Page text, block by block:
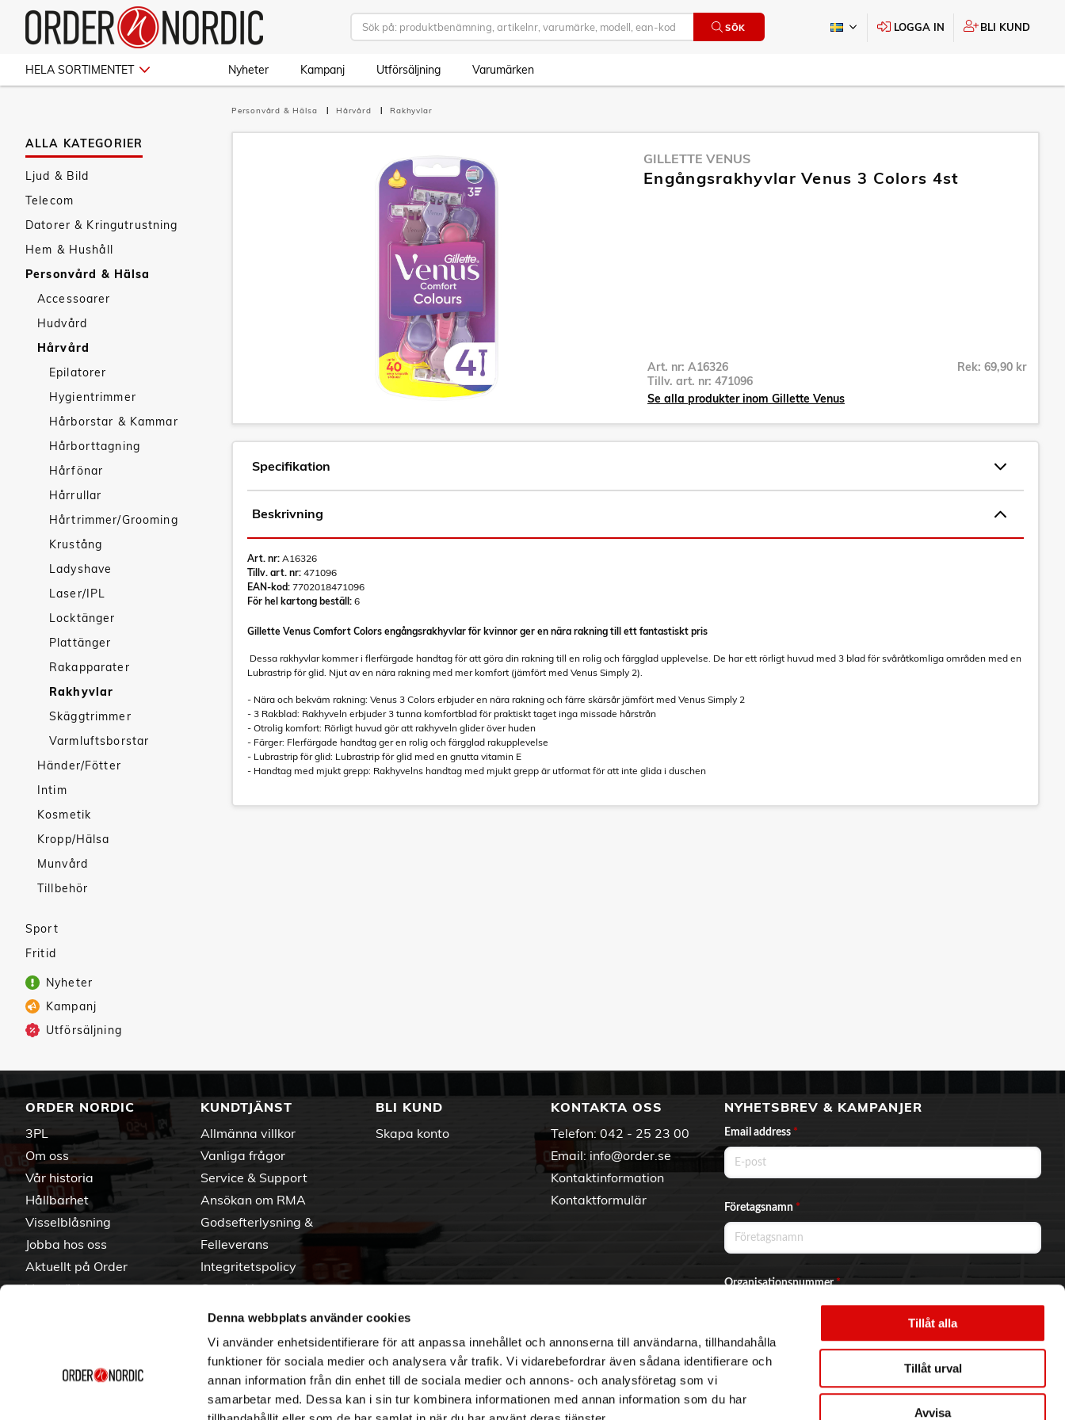
Denna webbplats använder cookies
Vi använder enhetsidentifierare för att anpassa innehållet och annonserna till användarna, tillhandahålla
funktioner för sociala medier och analysera vår trafik. Vi vidarebefordrar även sådana identifierare och
annan information från din enhet till de sociala medier och annons- och analysföretag som vi
samarbetar med. Dessa kan i sin tur kombinera informationen med annan information som du har
Tillåt alla
Tillåt urval
Avvisa
SÖK LOGGA IN BLI KUND
HELA SORTIMENTET Nyheter Kampanj Utförsäljning Varumärken
ALLA KATEGORIER
Ljud & Bild
Telecom
Datorer & Kringutrustning
Hem & Hushåll
Personvård & Hälsa
Accessoarer
Hudvård
Hårvård
Epilatorer
Hygientrimmer
Hårborstar & Kammar
Hårborttagning
Hårfönar
Hårrullar
Hårtrimmer/Grooming
Krustång
Ladyshave
Laser/IPL
Locktänger
Plattänger
Rakapparater
Rakhyvlar
Skäggtrimmer
Varmluftsborstar
Händer/Fötter
Intim
Kosmetik
Kropp/Hälsa
Munvård
Tillbehör
Sport
Fritid
Nyheter
Kampanj
Utförsäljning
Personvård & Hälsa Hårvård Rakhyvlar
GILLETTE VENUS
Engångsrakhyvlar Venus 3 Colors 4st
Art. nr: A16326
Tillv. art. nr: 471096
Rek: 69,90 kr
Se alla produkter inom Gillette Venus
Specifikation
Beskrivning
Art. nr: A16326
Tillv. art. nr: 471096
EAN-kod: 7702018471096
För hel kartong beställ: 6
Gillette Venus Comfort Colors engångsrakhyvlar för kvinnor ger en nära rakning till ett fantastiskt pris
Dessa rakhyvlar kommer i flerfärgade handtag för att göra din rakning till en rolig och färgglad upplevelse. De har ett rörligt huvud med 3 blad för svåråtkomliga områden med en
Lubrastrip för glid. Njut av en nära rakning med mer komfort (jämfört med Venus Simply 2).
- Nära och bekväm rakning: Venus 3 Colors erbjuder en nära rakning och färre skärsår jämfört med Venus Simply 2
- 3 Rakblad: Rakhyveln erbjuder 3 tunna komfortblad för praktiskt taget inga missade hårstrån
- Otrolig komfort: Rörligt huvud gör att rakhyveln glider över huden
- Färger: Flerfärgade handtag ger en rolig och färgglad rakupplevelse
- Lubrastrip för glid: Lubrastrip för glid med en gnutta vitamin E
- Handtag med mjukt grepp: Rakhyvelns handtag med mjukt grepp är utformat för att inte glida i duschen
ORDER NORDIC
3PL
Om oss
Vår historia
Hållbarhet
Visselblåsning
Jobba hos oss
Aktuellt på Order
Varumärken
KUNDTJÄNST
Allmänna villkor
Vanliga frågor
Service & Support
Ansökan om RMA
Godsefterlysning &
Felleverans
Integritetspolicy
Om cookies
BLI KUND
Skapa konto
KONTAKTA OSS
Telefon: 042 - 25 23 00
Email: info@order.se
Kontaktinformation
Kontaktformulär
NYHETSBREV & KAMPANJER
Email address *
Företagsnamn *
Organisationsnummer*
Ja, jag vill prenumerera på nyhetsbrevet.